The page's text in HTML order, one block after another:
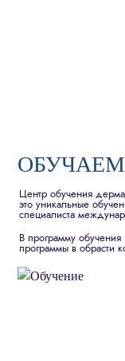
Центр обучения
это уникальные
специалиста
В программу
программы в обрасти